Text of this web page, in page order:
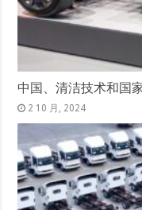
中国、清洁技术和国
2 10 月, 2024